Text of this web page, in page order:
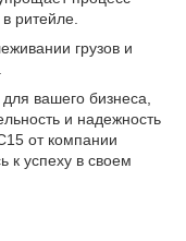
ритейле.
грузов и
вашего бизнеса,
и надежность
от компании
к успеху в своем